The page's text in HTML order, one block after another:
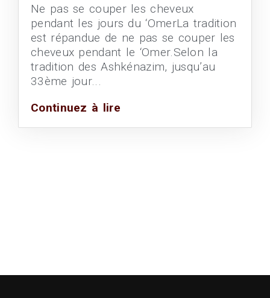
Ne pas se couper les cheveux
pendant les jours du ‘OmerLa tradition
est répandue de ne pas se couper les
cheveux pendant le ‘Omer.Selon la
tradition des Ashkénazim, jusqu’au
33ème jour...
Continuez à lire